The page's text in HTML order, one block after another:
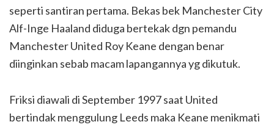
seperti santiran pertama. Bekas bek Manchester City
Alf-Inge Haaland diduga bertekak dgn pemandu
Manchester United Roy Keane dengan benar
diinginkan sebab macam lapangannya yg dikutuk.
Friksi diawali di September 1997 saat United
bertindak menggulung Leeds maka Keane menikmati